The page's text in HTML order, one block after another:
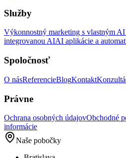
Služby
Výkonnostný marketing s vlastným
integrovanou AIAI aplikácie a
Spoločnosť
O násReferencieBlogKontakt
Právne
Ochrana osobných údajovObchodné
informácie
Naše pobočky